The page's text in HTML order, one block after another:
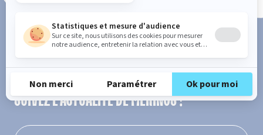
SUIVEZ L'ACTUALITÉ DE MERINOS !